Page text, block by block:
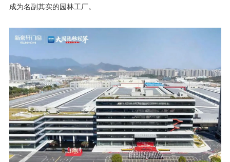
成为名副其实的园林工厂。